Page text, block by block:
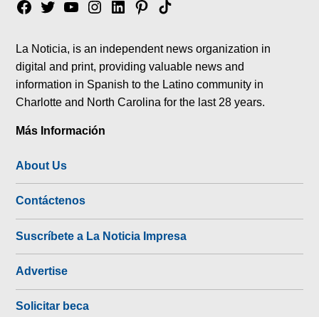
Facebook
TwitterYouTubeInstagram
LinkedinPinterest
Tik
La Noticia, is an independent news organization in
digital and print, providing valuable news and
information in Spanish to the Latino community in
Charlotte and North Carolina for the last 28 years.
Más Información
About Us
Contáctenos
Suscríbete a La Noticia Impresa
Advertise
Solicitar beca